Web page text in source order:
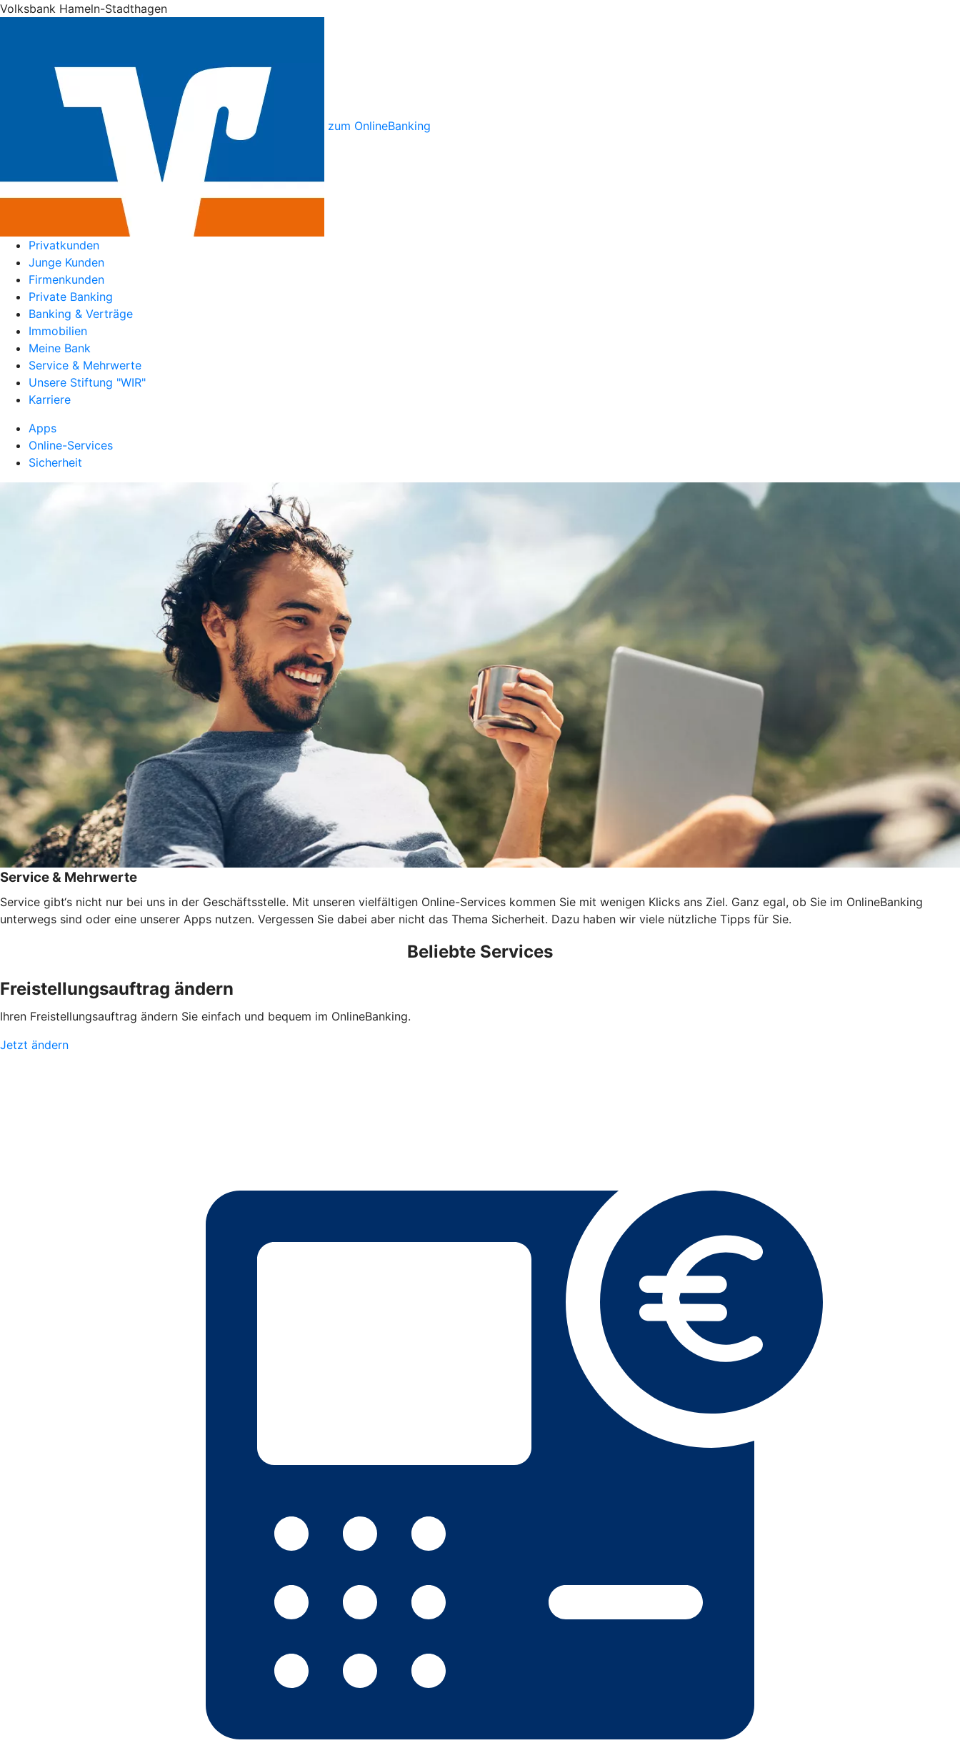
Volksbank Hameln-Stadthagen
zum OnlineBanking
Privatkunden
Junge Kunden
Firmenkunden
Private Banking
Banking & Verträge
Immobilien
Meine Bank
Service & Mehrwerte
Unsere Stiftung "WIR"
Karriere
Apps
Online-Services
Sicherheit
Service & Mehrwerte
Service gibt‘s nicht nur bei uns in der Geschäftsstelle. Mit unseren vielfältigen Online-Services kommen Sie mit wenigen Klicks ans Ziel. Ganz egal, ob Sie im OnlineBanking
unterwegs sind oder eine unserer Apps nutzen. Vergessen Sie dabei aber nicht das Thema Sicherheit. Dazu haben wir viele nützliche Tipps für Sie.
Beliebte Services
Freistellungsauftrag ändern
Ihren Freistellungsauftrag ändern Sie einfach und bequem im OnlineBanking.
Jetzt ändern